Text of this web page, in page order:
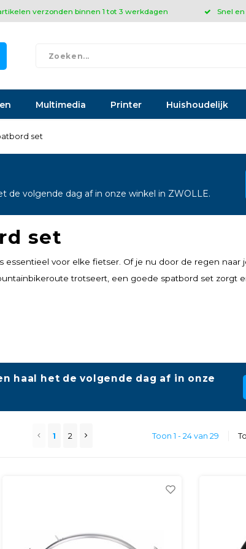
verzonden binnen 1 tot 3 werkdagen Snel
Multimedia Printer Huishoudelijk
set
de volgende dag af in onze winkel in ZWOLLE.
set
essentieel voor elke fietser. Of je nu door de regen
trotseert, een goede spatbord set zorgt
haal het de volgende dag af in onze
1 2 Toon 1 - 24 van 29